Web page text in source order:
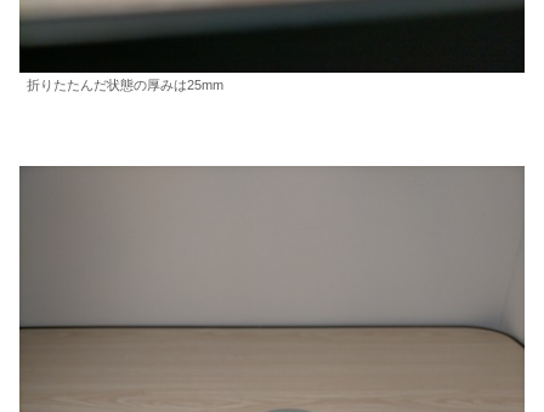
折りたたんだ状態の厚みは25mm